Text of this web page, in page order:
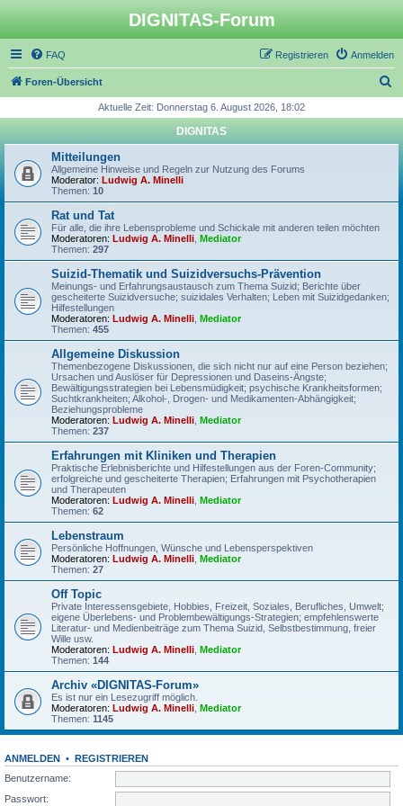
DIGNITAS-Forum
FAQ Anmelden
Registrieren
Foren-Übersicht
h
Aktuelle Zeit: Donnerstag 6. August 2026, 18:02
DIGNITAS
Mitteilungen
Allgemeine Hinweise und Regeln zur Nutzung des Forums
Moderator: Ludwig A. Minelli
Themen: 10
Rat und Tat
Für alle, die ihre Lebensprobleme und Schickale mit anderen teilen möchten
Moderatoren: Ludwig A. Minelli Mediator
Themen: 297
Suizid-Thematik und Suizidversuchs-Prävention
Meinungs- und Erfahrungsaustausch zum Thema Suizid; Berichte über
gescheiterte Suizidversuche; suizidales Verhalten; Leben mit Suizidgedanken;
Hilfestellungen
Moderatoren: Ludwig A. Minelli Mediator
Themen: 455
Allgemeine Diskussion
Themenbezogene Diskussionen, die sich nicht nur auf eine Person beziehen;
Ursachen und Auslöser für Depressionen und Daseins-Ängste;
Bewältigungsstrategien bei Lebensmüdigkeit; psychische Krankheitsformen;
Suchtkrankheiten; Alkohol-, Drogen- und Medikamenten-Abhängigkeit;
Beziehungsprobleme
Moderatoren: Ludwig A. Minelli Mediator
Themen: 237
Erfahrungen mit Kliniken und Therapien
Praktische Erlebnisberichte und Hilfestellungen aus der Foren-Community;
erfolgreiche und gescheiterte Therapien; Erfahrungen mit Psychotherapien
und Therapeuten
Moderatoren: Ludwig A. Minelli Mediator
Themen: 62
Lebenstraum
Persönliche Hoffnungen, Wünsche und Lebensperspektiven
Moderatoren: Ludwig A. Minelli Mediator
Themen: 27
Off Topic
Private Interessensgebiete, Hobbies, Freizeit, Soziales, Berufliches, Umwelt;
eigene Überlebens- und Problembewältigungs-Strategien; empfehlenswerte
Literatur- und Medienbeiträge zum Thema Suizid, Selbstbestimmung, freier
Wille usw.
Moderatoren: Ludwig A. Minelli Mediator
Themen: 144
Archiv «DIGNITAS-Forum»
Es ist nur ein Lesezugriff möglich.
Moderatoren: Ludwig A. Minelli Mediator
Themen: 1145
ANMELDEN • REGISTRIEREN
Benutzername:
Passwort: